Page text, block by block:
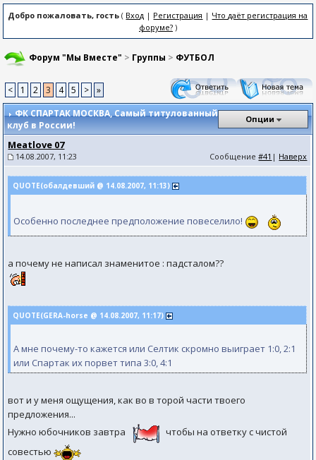
Добро пожаловать, гость ( Вход | Регистрация | Что даёт регистрация на
форуме?)
Форум "Мы Вместе" > Группы > ФУТБОЛ
< 1 2 3 4 5 >
»
ФК СПАРТАК МОСКВА, Самый титулованный
клуб в России!
Опции
Meatlove 07
14.08.2007, 11:23 Сообщение#41 | Наверх
QUOTE(обалдевший @ 14.08.2007, 11:13)
Особенно последнее предположение повеселило!
а почему не написал знаменитое : падсталом??
QUOTE(GERA-horse @ 14.08.2007, 11:17)
А мне почему-то кажется или Селтик скромно выиграет 1:0, 2:1
или Спартак их порвет типа 3:0, 4:1
вот и у меня ощущения, как во в торой части твоего
предложения...
Нужно юбочников завтра
чтобы на ответку с чистой
совестью